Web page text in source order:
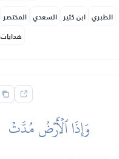
المختصر السعدي ابن كثير الطبري
هدايات
وَإِذَا ٱلۡأَرۡضُ مُدَّتۡ